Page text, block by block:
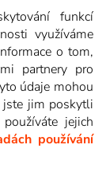
funkcí
využíváme
o tom,
partnery pro
údaje mohou
jste jim poskytli
jejich
používání